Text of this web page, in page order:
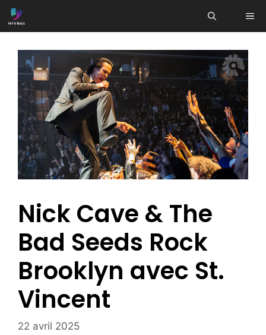
Aller
au
Nick Cave & The
Bad Seeds Rock
Brooklyn avec St.
Vincent
22 avril 2025